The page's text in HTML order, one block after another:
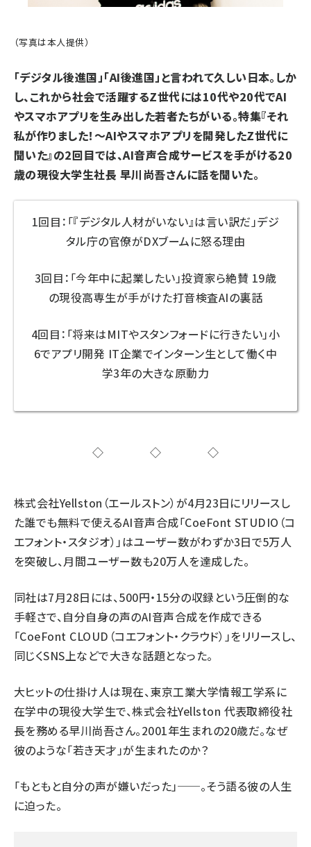
（写真は本人提供）
「デジタル後進国」「AI後進国」と言われて久しい日本。しか
し、これから社会で活躍するZ世代には10代や20代でAI
やスマホアプリを生み出した若者たちがいる。特集『それ
私が作りました！〜AIやスマホアプリを開発したZ世代に
聞いた』の2回目では、AI音声合成サービスを手がける20
歳の現役大学生社長 早川尚吾さんに話を聞いた。
1回目：「『デジタル人材がいない』は言い訳だ」デジ
タル庁の官僚がDXブームに怒る理由
3回目：「今年中に起業したい」投資家ら絶賛 19歳
の現役高専生が手がけた打音検査AIの裏話
4回目：「将来はMITやスタンフォードに行きたい」小
6でアプリ開発 IT企業でインターン生として働く中
学3年の大きな原動力
◇◇◇
株式会社Yellston（エールストン）が4月23日にリリースし
た誰でも無料で使えるAI音声合成「CoeFont STUDIO（コ
エフォント・スタジオ）」はユーザー数がわずか3日で5万人
を突破し、月間ユーザー数も20万人を達成した。
同社は7月28日には、500円・15分の収録という圧倒的な
手軽さで、自分自身の声のAI音声合成を作成できる
「CoeFont CLOUD（コエフォント・クラウド）」をリリースし、
同じくSNS上などで大きな話題となった。
大ヒットの仕掛け人は現在、東京工業大学情報工学系に
在学中の現役大学生で、株式会社Yellston 代表取締役社
長を務める早川尚吾さん。2001年生まれの20歳だ。なぜ
彼のような「若き天才」が生まれたのか？
「もともと自分の声が嫌いだった」──。そう語る彼の人生
に迫った。